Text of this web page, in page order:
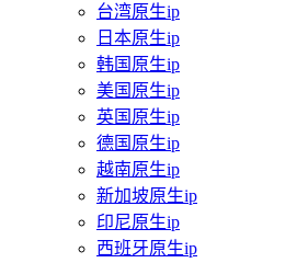
台湾原生ip
日本原生ip
韩国原生ip
美国原生ip
英国原生ip
德国原生ip
越南原生ip
新加坡原生ip
印尼原生ip
西班牙原生ip